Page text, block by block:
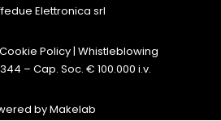
Elettronica srl
Cookie Policy| Whistleblowing
– Cap. Soc. € 100.000 i.v.
byMakelab